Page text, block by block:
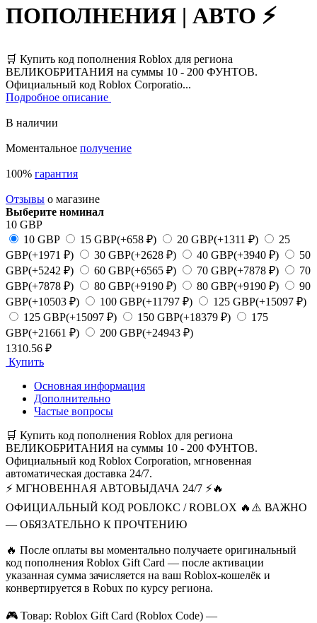
ПОПОЛНЕНИЯ | АВТО ⚡
🛒 Купить код пополнения Roblox для региона
ВЕЛИКОБРИТАНИЯ на суммы 10 - 200 ФУНТОВ.
Официальный код Roblox Corporatio...
Подробное описание
В наличии
Моментальное получение
100% гарантия
Отзывы о магазине
Выберите номинал
10 GBP
10 GBP
15 GBP(+658 ₽) 20 GBP(+1311 ₽)
25
GBP(+1971 ₽) 30 GBP(+2628 ₽) 40 GBP(+3940 ₽)
50
GBP(+5242 ₽) 60 GBP(+6565 ₽) 70 GBP(+7878 ₽)
70
GBP(+7878 ₽) 80 GBP(+9190 ₽) 80 GBP(+9190 ₽)
90
GBP(+10503 ₽) 100 GBP(+11797 ₽) 125 GBP(+15097 ₽)
125 GBP(+15097 ₽) 150 GBP(+18379 ₽)
175
GBP(+21661 ₽) 200 GBP(+24943 ₽)
1310.56 ₽
Купить
Основная информация
Дополнительно
Частые вопросы
🛒 Купить код пополнения Roblox для региона
ВЕЛИКОБРИТАНИЯ на суммы 10 - 200 ФУНТОВ.
Официальный код Roblox Corporation, мгновенная
автоматическая доставка 24/7.
⚡️ МГНОВЕННАЯ АВТОВЫДАЧА 24/7 ⚡️🔥
ОФИЦИАЛЬНЫЙ КОД РОБЛОКС / ROBLOX 🔥 ⚠️ ВАЖНО
— ОБЯЗАТЕЛЬНО К ПРОЧТЕНИЮ
🔥 После оплаты вы моментально получаете оригинальный
код пополнения Roblox Gift Card — после активации
указанная сумма зачисляется на ваш Roblox-кошелёк и
конвертируется в Robux по курсу региона.
🎮 Товар: Roblox Gift Card (Roblox Code) —